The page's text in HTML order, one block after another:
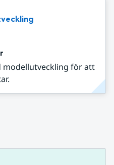
modellutveckling för att